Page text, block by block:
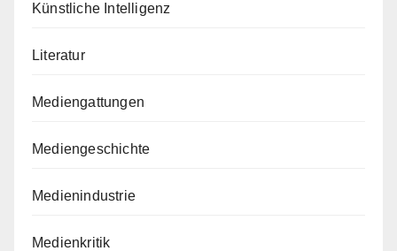
Künstliche Intelligenz
Literatur
Mediengattungen
Mediengeschichte
Medienindustrie
Medienkritik